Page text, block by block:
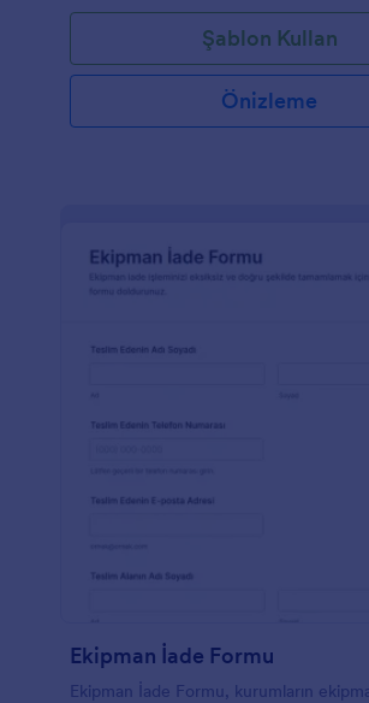
Şablon Kullan
Önizleme
Ekipman İade Formu
Ekipman İade Formu, kurumların